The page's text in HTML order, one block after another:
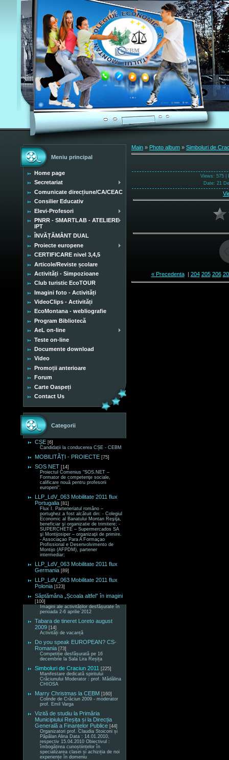
Meniu principal
Home page
Secretariat
Comunicate direcțiune/CA/CEAC
Consilier Educativ
Elevi-Profesori
PNRR - SMARTLAB - ATELIERE
IPT
ÎNVĂȚĂMÂNT DUAL
Proiecte europene
CERTIFICARE nivel 3,4,5
Articole/Reviste școlare
Activități - Simpozioane
Club turistic EcoTOUR
Imagini foto - Activități
VideoClips - Activități
EcoMontana - webliografie
Program Bibliotecă
AeL on-line
Teste on-line
Documente download
Video
Promoții anterioare
Forum
Carte Oaspeți
Contact Us
Categorii
CȘE [6]
Candidații la conducerea CȘE - CEBM
MOBILITĂȚI - PROIECTE [75]
SOS NET [14]
Proiectul Comenius “SOS.NET –
Formator de competenţe sociale,
calificare nouă pentru profesorii
europeni“.
LLP_LdV_063 Mobilitate 2011 flux
Portugalia [81]
Flux I. Parteneriatul româno –
portughez a fost alcătuit din: - Colegiul
Economic al Banatului Montan Reşiţa,
beneficiar şi organizatie de trimitere; -
SUPERCHETE – Supermercados SA
şi Montijosiper – organizaţii de primire.
- Associaçao Para A Formaçao
Profissional e Desenvolvimento de
Montijo (AFPDM), partener
intermediar;
LLP_LdV_063 Mobilitate 2011 flux
Germania [89]
LLP_LdV_063 Mobilitate 2011 flux
Polonia [123]
Săptămâna „Școala altfel” în imagini
[100]
Imagini ale activităților desfășurate în
perioada 2-6 aprilie 2012
Tabara de tineret Loreto august
2009 [14]
Activități de vacanță
Do you speak EUROPEAN? CS-
Romania [73]
Competiție desfășurată pe 16
decembrie la Sala Lira Reșița
Simboluri de Craciun 2011 [225]
Manifestare dedicată spiritului
Crăciunului Moderator : prof. Mădălina
CHIOSA
Marry Christmas la CEBM [160]
Colinde de Crăciun 2009 - moderator
prof. Emil Varga
Vizită de studiu la Primăria
Municipiului Reșița și la Direcția
Generală a Finanțelor Publice [44]
Organizatori prof. Claudia Stoiconi și
Păpălan Alina Data : 14.01.2010,
respectiv 15.04.2010 Obiectivul :
îmbogățirea cunoștiințelor în
specializarea clasei și achiziția de noi
experiențe în domeniu
Main » Photo album » Simboluri de
Views: 575 |
Date: 21
« Precedenta| 204 205 206